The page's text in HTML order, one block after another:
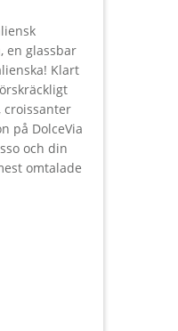
en glassbar
Klart
croissanter
på DolceVia
och din
omtalade